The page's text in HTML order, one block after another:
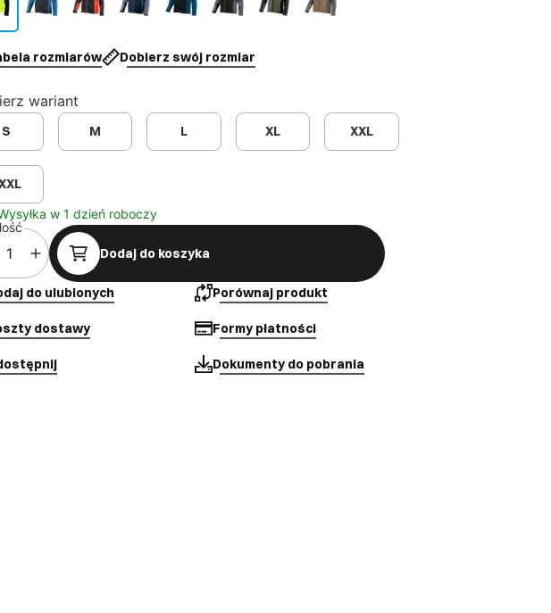
rozmiarów Dobierz swój rozmiar
wariant
S M L XL XXL
w 1 dzień roboczy
Dodaj do koszyka
do ulubionych Porównaj produkt
dostawy Formy płatności
Dokumenty do pobrania